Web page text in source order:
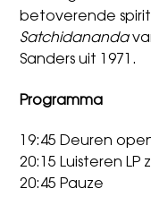
betoverende
Satchidananda
Sanders uit 1971.
Programma
19:45 Deuren
20:15 Luisteren LP
20:45 Pauze